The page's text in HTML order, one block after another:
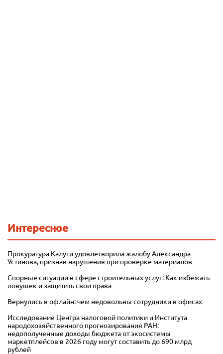
Интересное
Прокуратура Калуги удовлетворила жалобу Александра
Устинова, признав нарушения при проверке материалов
Спорные ситуации в сфере строительных услуг: Как избежать
ловушек и защитить свои права
Вернулись в офлайн: чем недовольны сотрудники в офисах
Исследование Центра налоговой политики и Института
народохозяйственного прогнозирования РАН:
недополученные доходы бюджета от экосистемы
маркетплейсов в 2026 году могут составить до 690 млрд
рублей